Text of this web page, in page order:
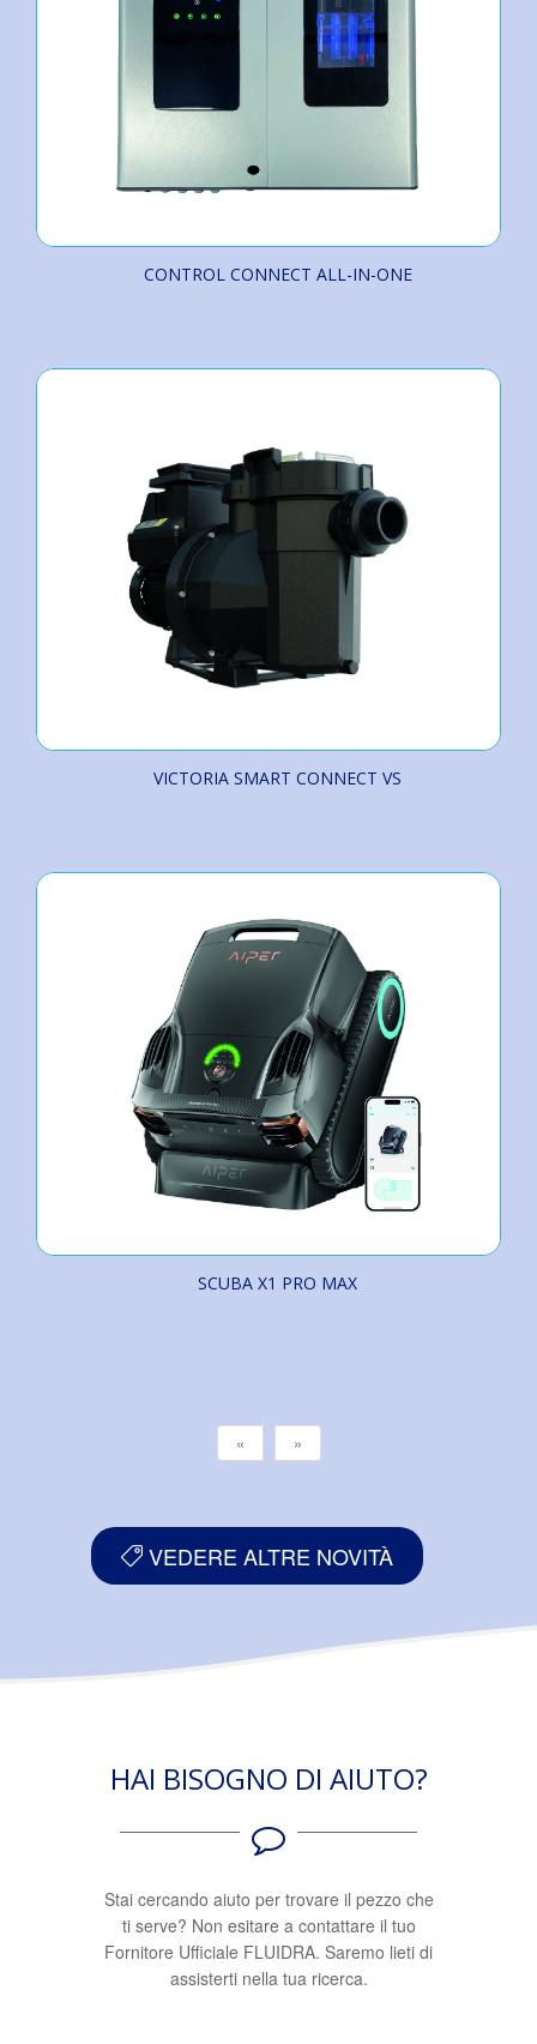
CONTROL CONNECT ALL-IN-ONE
VICTORIA SMART CONNECT VS
SCUBA X1 PRO MAX
« »
VEDERE ALTRE NOVITÀ
HAI BISOGNO DI AIUTO?
Stai cercando aiuto per trovare il pezzo che
ti serve? Non esitare a contattare il tuo
Fornitore Ufficiale FLUIDRA. Saremo lieti di
assisterti nella tua ricerca.